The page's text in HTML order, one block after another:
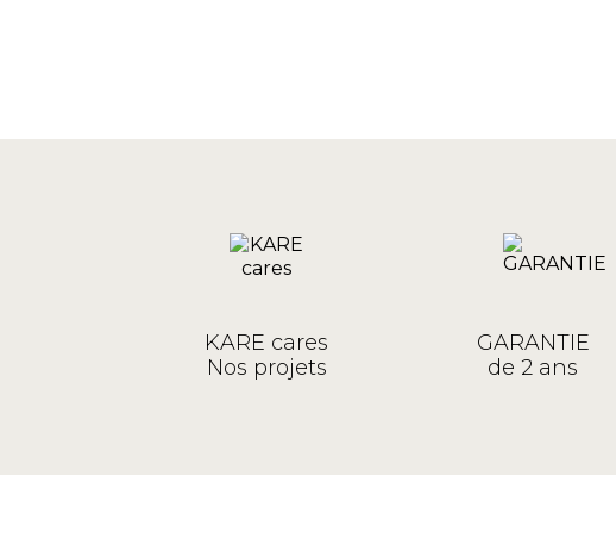
KARE cares
Nos projets
GARANTIE
de 2 ans